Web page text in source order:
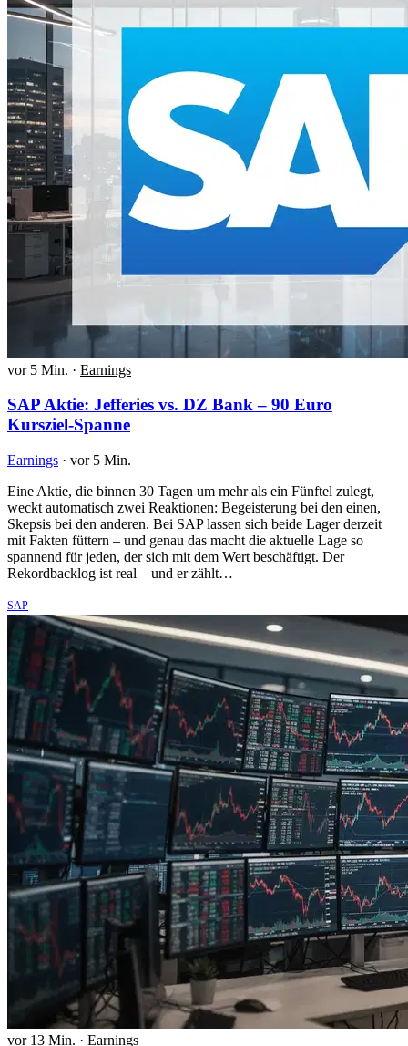
vor 5 Min. · Earnings
SAP Aktie: Jefferies vs. DZ Bank – 90 Euro
Kursziel-Spanne
Earnings · vor 5 Min.
Eine Aktie, die binnen 30 Tagen um mehr als ein Fünftel zulegt,
weckt automatisch zwei Reaktionen: Begeisterung bei den einen,
Skepsis bei den anderen. Bei SAP lassen sich beide Lager derzeit
mit Fakten füttern – und genau das macht die aktuelle Lage so
spannend für jeden, der sich mit dem Wert beschäftigt. Der
Rekordbacklog ist real – und er zählt…
SAP
vor 13 Min. · Earnings